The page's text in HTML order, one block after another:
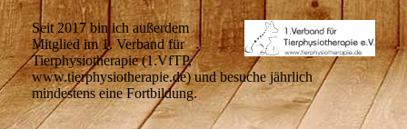
Seit 2017 bin ich außerdem
Mitglied im 1. Verband für
Tierphysiotherapie (1.VfTP,
www.tierphysiotherapie.de) und besuche jährlich
mindestens eine Fortbildung.